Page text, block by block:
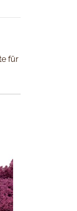
für